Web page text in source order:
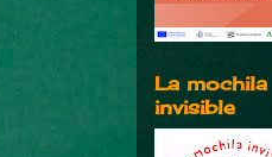
La mochila
invisible